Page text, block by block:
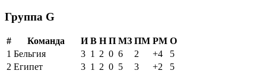
Группа G
# Команда И В Н П МЗ ПМ РМ О
1 Бельгия 3 1 2 0 6 2 +4
5
2 Египет 3 1 2 0 5 3 +2
5